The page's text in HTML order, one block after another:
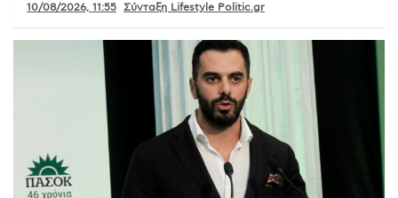
10/08/2026, 11:55 Σύνταξη Lifestyle Politic.gr